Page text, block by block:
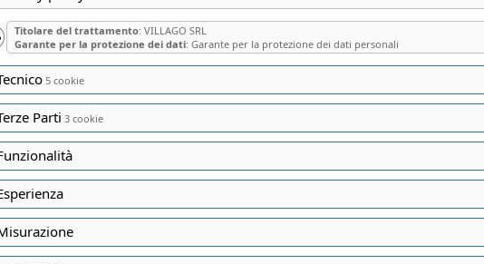
LA GRANDE
PIU’ IMPORTANTI
Titolare del trattamento: VILLAGO SRL
Garante per la protezione dei dati: Garante per la protezione dei dati personali
5 cookie
Parti 3 cookie